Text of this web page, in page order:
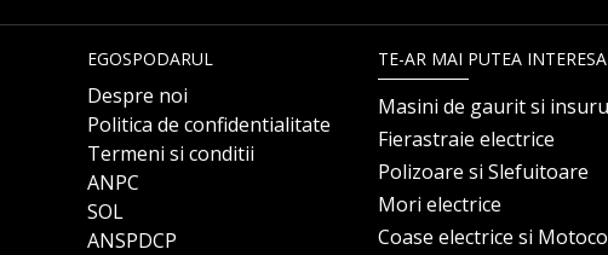
EGOSPODARUL
Despre noi
Politica de confidentialitate
Termeni si conditii
ANPC
SOL
ANSPDCP
TE-AR MAI PUTEA INTERESA
Masini de gaurit si
Fierastraie electrice
Polizoare si Slefuitoare
Mori electrice
Coase electrice si